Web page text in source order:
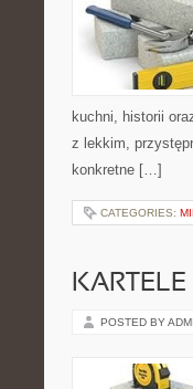
kuchni, historii
z lekkim,
konkretne […]
CATEGORIES:
POSTED BY